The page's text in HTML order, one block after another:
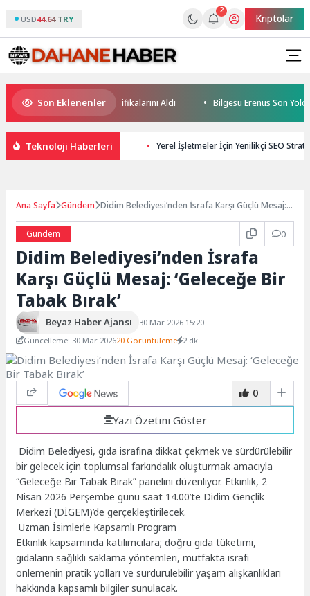
USD44.64 TRY
2
Kriptolar
Son Eklenenler
Geleceğin Yüzücüleri Sertifikalarını Aldı Bilgesu Erenus Son
Teknoloji Haberleri Yerel İşletmeler İçin Yenilikçi SEO
Ana Sayfa Gündem Didim Belediyesi’nden İsrafa Karşı Güçlü Mesaj:
Gündem
0
Didim Belediyesi’nden İsrafa
Karşı Güçlü Mesaj: ‘Geleceğe Bir
Tabak Bırak’
Beyaz Haber Ajansı
30 Mar 2026 15:20
Güncelleme: 30 Mar 202620 Görüntüleme 2 dk.
0
Yazı Özetini Göster
Didim Belediyesi, gıda israfına dikkat çekmek ve sürdürülebilir
bir gelecek için toplumsal farkındalık oluşturmak amacıyla
“Geleceğe Bir Tabak Bırak” panelini düzenliyor. Etkinlik, 2
Nisan 2026 Perşembe günü saat 14.00’te Didim Gençlik
Merkezi (DİGEM)’de gerçekleştirilecek.
Uzman İsimlerle Kapsamlı Program
Etkinlik kapsamında katılımcılara; doğru gıda tüketimi,
gıdaların sağlıklı saklama yöntemleri, mutfakta israfı
önlemenin pratik yolları ve sürdürülebilir yaşam alışkanlıkları
hakkında kapsamlı bilgiler sunulacak.